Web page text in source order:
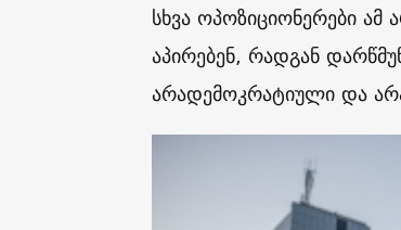
სხვა ოპოზიციონერები ამ
აპირებენ, რადგან
არადემოკრატიული და